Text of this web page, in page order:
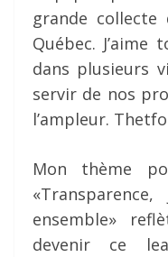
grande collecte
Québec.
dans plusieurs
servir de nos
l’ampleur.
Mon thème
ensemble»
devenir ce